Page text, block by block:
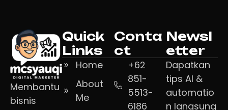
Membantu
bisnis
Quick
Links
Home
About
Me
Conta
ct
+62
851-
5513-
6186
Newsl
etter
Dapatkan
tips AI &
automatio
n langsung